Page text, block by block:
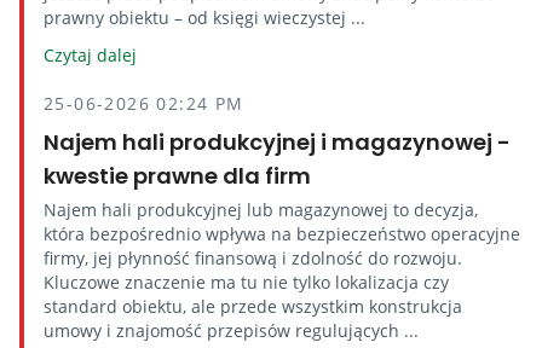
prawny obiektu – od księgi wieczystej ...
Czytaj dalej
25-06-2026 02:24 PM
Najem hali produkcyjnej i magazynowej -
kwestie prawne dla firm
Najem hali produkcyjnej lub magazynowej to decyzja,
która bezpośrednio wpływa na bezpieczeństwo operacyjne
firmy, jej płynność finansową i zdolność do rozwoju.
Kluczowe znaczenie ma tu nie tylko lokalizacja czy
standard obiektu, ale przede wszystkim konstrukcja
umowy i znajomość przepisów regulujących ...